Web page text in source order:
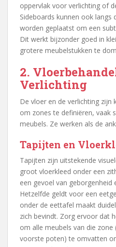
oppervlak voor verlichting of
Sideboards kunnen ook langs
worden geplaatst om een
Dit werkt bijzonder goed in
grotere meubelstukken te
2.
Verlichting
De vloer en de verlichting zijn
om zones te definiëren, vaak
meubels. Ze werken als de
Tapijten en
Tapijten zijn uitstekende
groot vloerkleed onder een
een gevoel van geborgenheid
Hetzelfde geldt voor een
onder de eettafel maakt
zich bevindt. Zorg ervoor dat
om alle meubels van die
voorste poten) te omvatten